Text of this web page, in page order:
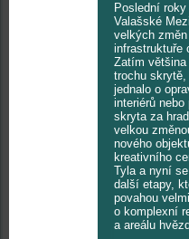
Poslední
Valašské
velkých
infrastruktuře
Zatím
trochu
jednalo o
interiérů
skryta za
velkou
nového
kreativního
Tyla a nyní
další etapy,
povahou
o komplexní
a areálu